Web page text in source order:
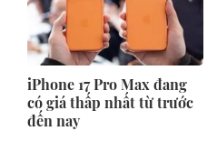
iPhone 17 Pro Max đang
có giá thấp nhất từ trước
đến nay